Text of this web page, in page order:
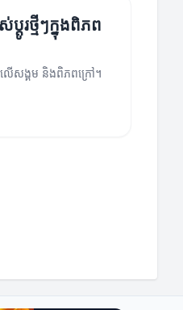
ប្ដូរថ្មីៗក្នុងពិភព
លើសង្គម និងពិភពក្រៅ។